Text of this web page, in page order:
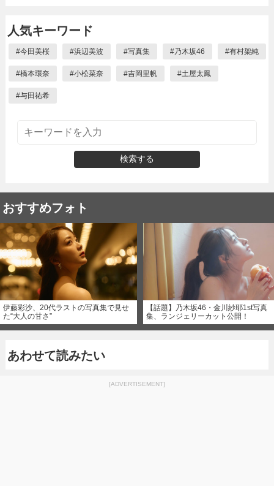
人気キーワード
#今田美桜 #浜辺美波 #写真集 #乃木坂46 #有村架純
#橋本環奈 #小松菜奈 #吉岡里帆 #土屋太鳳
#与田祐希
検索する
おすすめフォト
伊藤彩沙、20代ラストの写真集で見せ
た“大人の甘さ”
【話題】乃木坂46・金川紗耶1st写真
集、ランジェリーカット公開！
あわせて読みたい
[ADVERTISEMENT]